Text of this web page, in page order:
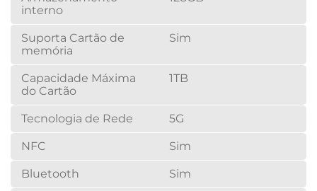
interno
Suporta Cartão de
memória
Sim
Capacidade Máxima
do Cartão
1TB
Tecnologia de Rede 5G
NFC Sim
Bluetooth Sim